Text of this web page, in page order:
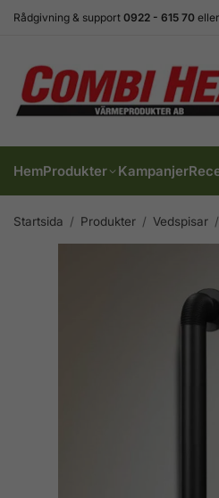
Rådgivning & support 0922 - 615 70 eller
HemProdukter Kampanjer
Startsida / Produkter / Vedspisar /